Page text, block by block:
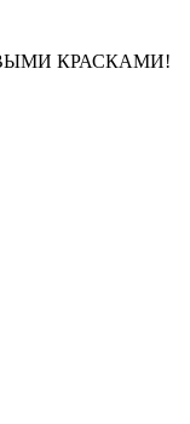
КРАСКАМИ!